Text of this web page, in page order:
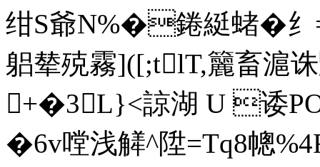
绀 S爺N%�錈綎蝫�
躳辇殑霧]([;tlT,籭畜滬
+�3L}<諒湖 U 诿
�6v嘡浅觲^陞=Tq8幒